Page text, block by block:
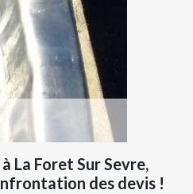
La Foret Sur Sevre,
des devis !